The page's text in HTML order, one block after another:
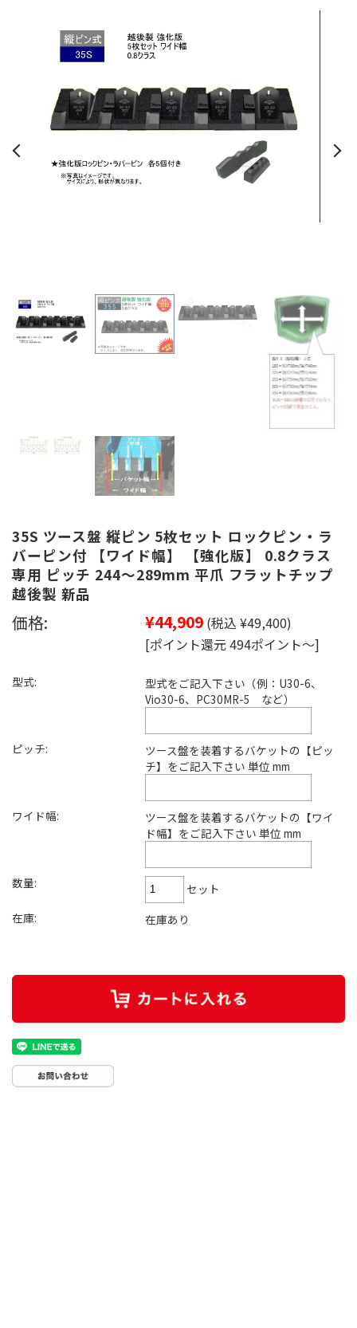
35S ツース盤 縦ピン 5枚セット ロックピン・ラ
バーピン付 【ワイド幅】 【強化版】 0.8クラス
専用 ピッチ 244～289mm 平爪 フラットチップ
越後製 新品
価格: ¥44,909 (税込 ¥49,400)
[ポイント還元 494ポイント～]
型式:
型式をご記入下さい（例：U30-6、
Vio30-6、PC30MR-5 など）
ピッチ:
ツース盤を装着するバケットの【ピッ
チ】をご記入下さい 単位 mm
ワイド幅:
ツース盤を装着するバケットの【ワイ
ド幅】をご記入下さい 単位 mm
数量:
セット
在庫:
在庫あり